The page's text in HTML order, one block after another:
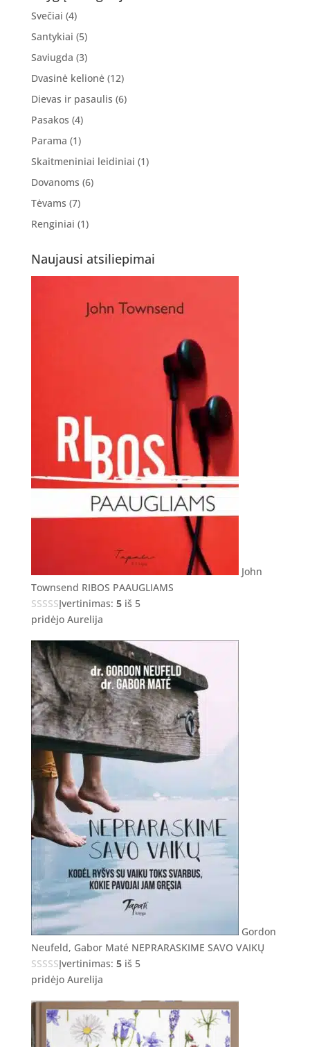
Svečiai (4)
Santykiai (5)
Saviugda (3)
Dvasinė kelionė (12)
Dievas ir pasaulis (6)
Pasakos (4)
Parama (1)
Skaitmeniniai leidiniai (1)
Dovanoms (6)
Tėvams (7)
Renginiai (1)
Naujausi atsiliepimai
John
Townsend RIBOS PAAUGLIAMS
Įvertinimas: 5iš 5
pridėjo Aurelija
Gordon
Neufeld, Gabor Maté NEPRARASKIME SAVO VAIKŲ
Įvertinimas: 5iš 5
pridėjo Aurelija